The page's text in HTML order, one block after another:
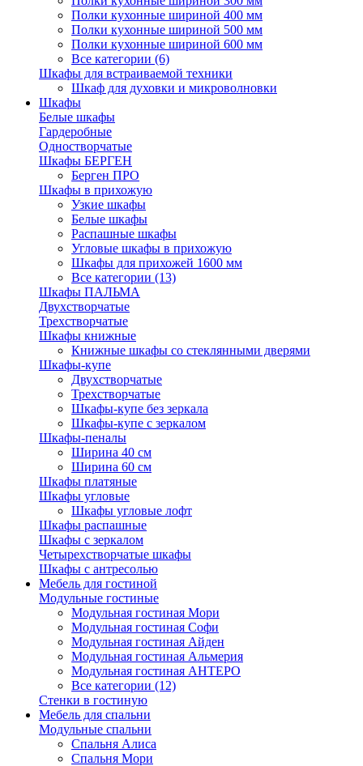
Полки кухонные шириной 400 мм
Полки кухонные шириной 500 мм
Полки кухонные шириной 600 мм
Все категории (6)
Шкафы для встраиваемой техники
Шкаф для духовки и микроволновки
Шкафы
Белые шкафы
Гардеробные
Одностворчатые
Шкафы БЕРГЕН
Берген ПРО
Шкафы в прихожую
Узкие шкафы
Белые шкафы
Распашные шкафы
Угловые шкафы в прихожую
Шкафы для прихожей 1600 мм
Все категории (13)
Шкафы ПАЛЬМА
Двухстворчатые
Трехстворчатые
Шкафы книжные
Книжные шкафы со стеклянными дверями
Шкафы-купе
Двухстворчатые
Трехстворчатые
Шкафы-купе без зеркала
Шкафы-купе с зеркалом
Шкафы-пеналы
Ширина 40 см
Ширина 60 см
Шкафы платяные
Шкафы угловые
Шкафы угловые лофт
Шкафы распашные
Шкафы с зеркалом
Четырехстворчатые шкафы
Шкафы с антресолью
Мебель для гостиной
Модульные гостиные
Модульная гостиная Мори
Модульная гостиная Софи
Модульная гостиная Айден
Модульная гостиная Альмерия
Модульная гостиная АНТЕРО
Все категории (12)
Стенки в гостиную
Мебель для спальни
Модульные спальни
Спальня Алиса
Спальня Мори